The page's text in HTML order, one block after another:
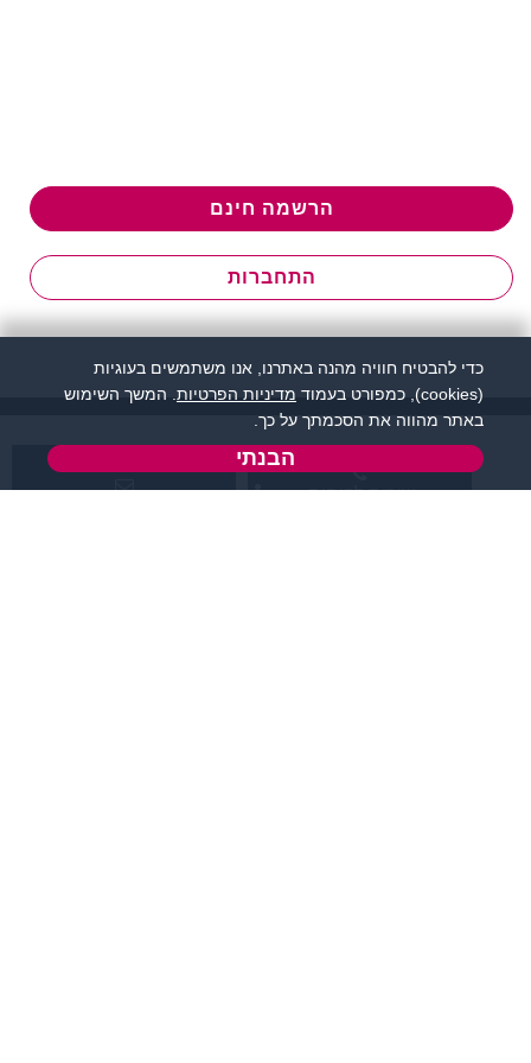
הרשמה חינם
התחברות
שירות לקוחות:
כדי להבטיח חוויה מהנה באתרנו, אנו משתמשים בעוגיות
(cookies), כמפורט בעמוד
מדיניות הפרטיות . המשך השימוש
באתר מהווה את הסכמתך על כך.
הבנתי